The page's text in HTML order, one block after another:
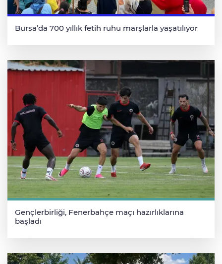
Bursa’da 700 yıllık fetih ruhu marşlarla yaşatılıyor
Gençlerbirliği, Fenerbahçe maçı hazırlıklarına
başladı